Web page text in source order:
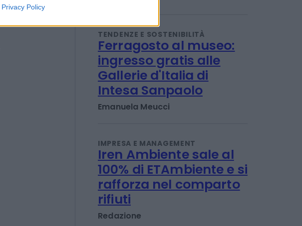
Privacy Policy
perché
Titta Ferraro
TENDENZE E SOSTENIBILITÀ
Ferragosto al museo:
ingresso gratis alle
Emanuela Meucci
IMPRESA E MANAGEMENT
Iren Ambiente sale al
100% di ETAmbiente e si